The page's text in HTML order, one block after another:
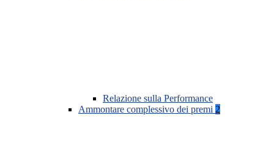
Relazione sulla Performance
Ammontare complessivo dei premi 2